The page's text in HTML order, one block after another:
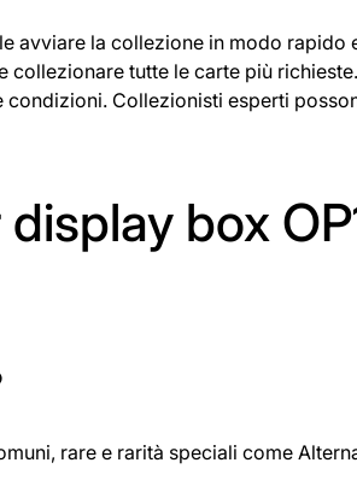
avviare la collezione in modo rapido
tutte le carte più
Collezionisti esperti
box
rare e rarità speciali come